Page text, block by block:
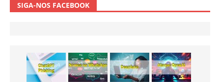
SIGA-NOS FACEBOOK